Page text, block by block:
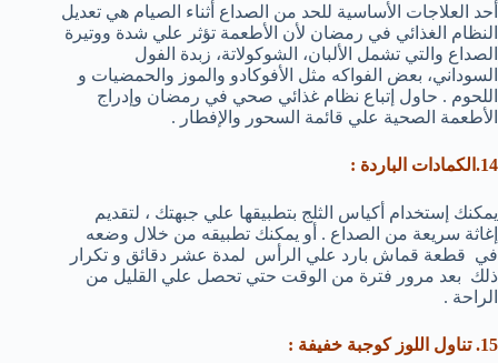
أحد العلاجات الأساسية للحد من الصداع أثناء الصيام هي تعديل
النظام الغذائي في رمضان لأن الأطعمة تؤثر علي شدة ووتيرة
الصداع والتي تشمل الألبان، الشوكولاتة، زبدة الفول
السوداني، بعض الفواكه مثل الأفوكادو والموز والحمضيات و
اللحوم . حاول إتباع نظام غذائي صحي في رمضان وإدراج
الأطعمة الصحية علي قائمة السحور والإفطار .
14.الكمادات الباردة :
يمكنك إستخدام أكياس الثلج بتطبيقها علي جبهتك ، لتقديم
إغاثة سريعة من الصداع . أو يمكنك تطبيقه من خلال وضعه
في قطعة قماش بارد علي الرأس لمدة عشر دقائق و تكرار
ذلك بعد مرور فترة من الوقت حتي تحصل علي القليل من
الراحة .
15. تناول اللوز كوجبة خفيفة :